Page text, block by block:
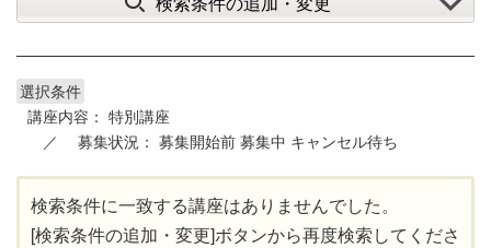
選択条件
講座内容： 特別講座
募集状況： 募集開始前 募集中 キャンセル待ち
検索条件に一致する講座はありませんでした。
[検索条件の追加・変更]ボタンから再度検索してくださ